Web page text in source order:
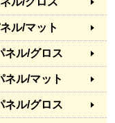
ル/マット
ネル/グロス
ネル/マット
ネル/グロス